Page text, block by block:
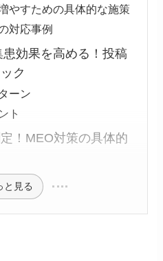
やすための具体的な施策
対応事例
効果を高める！投稿
ク
ーン
ト
！MEO対策の具体的
と見る